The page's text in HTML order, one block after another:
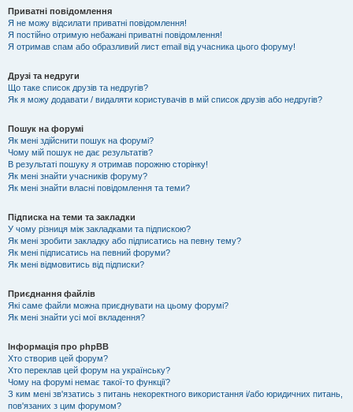
Приватні повідомлення
Я не можу відсилати приватні повідомлення!
Я постійно отримую небажані приватні повідомлення!
Я отримав спам або образливий лист email від учасника цього форуму!
Друзі та недруги
Що таке список друзів та недругів?
Як я можу додавати / видаляти користувачів в мій список друзів або недругів?
Пошук на форумі
Як мені здійснити пошук на форумі?
Чому мій пошук не дає результатів?
В результаті пошуку я отримав порожню сторінку!
Як мені знайти учасників форуму?
Як мені знайти власні повідомлення та теми?
Підписка на теми та закладки
У чому різниця між закладками та підпискою?
Як мені зробити закладку або підписатись на певну тему?
Як мені підписатись на певний форуми?
Як мені відмовитись від підписки?
Приєднання файлів
Які саме файли можна приєднувати на цьому форумі?
Як мені знайти усі мої вкладення?
Інформація про phpBB
Хто створив цей форум?
Хто переклав цей форум на українську?
Чому на форумі немає такої-то функції?
З ким мені зв'язатись з питань некоректного використання і/або юридичних питань,
пов'язаних з цим форумом?